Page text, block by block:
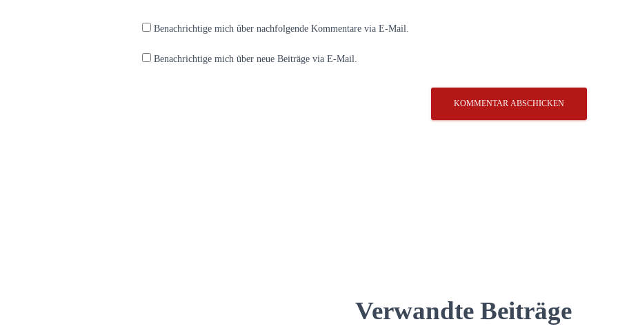
Benachrichtige mich über nachfolgende Kommentare via E-Mail.
Benachrichtige mich über neue Beiträge via E-Mail.
Verwandte Beiträge